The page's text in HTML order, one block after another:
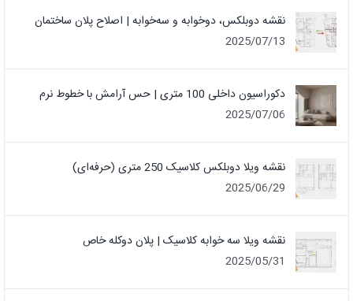
نقشه دوبلکس، دوخوابه و سه‌خوابه | اصلاح پلان ساختمان
2025/07/13
دکوراسیون داخلی 100 متری | حس آرامش با خطوط نرم
2025/07/06
نقشه ویلا دوبلکس کلاسیک 250 متری (حرفه‌ای)
2025/06/29
نقشه ویلا سه خوابه کلاسیک | پلان دوکله خاص
2025/05/31